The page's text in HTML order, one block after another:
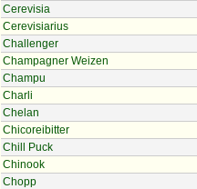
Cerevisia
Cerevisiarius
Challenger
Champagner Weizen
Champu
Charli
Chelan
Chicoreibitter
Chill Puck
Chinook
Chopp